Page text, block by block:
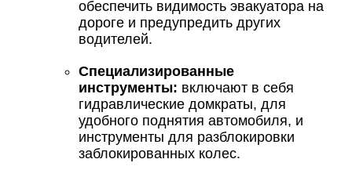
обеспечить видимость эвакуатора на
дороге и предупредить других
водителей.
Специализированные
инструменты: включают в себя
гидравлические домкраты, для
удобного поднятия автомобиля, и
инструменты для разблокировки
заблокированных колес.